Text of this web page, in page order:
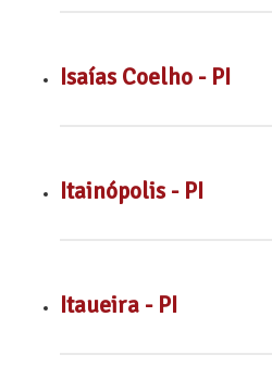
Isaías Coelho - PI
Itainópolis - PI
Itaueira - PI